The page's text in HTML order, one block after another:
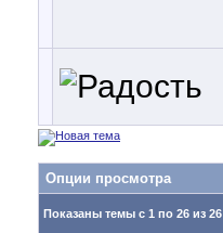
Опции просмотра
Показаны темы с 1 по 26 из 26